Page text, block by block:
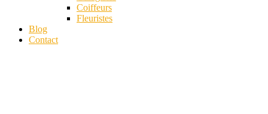
Coiffeurs
Fleuristes
Blog
Contact